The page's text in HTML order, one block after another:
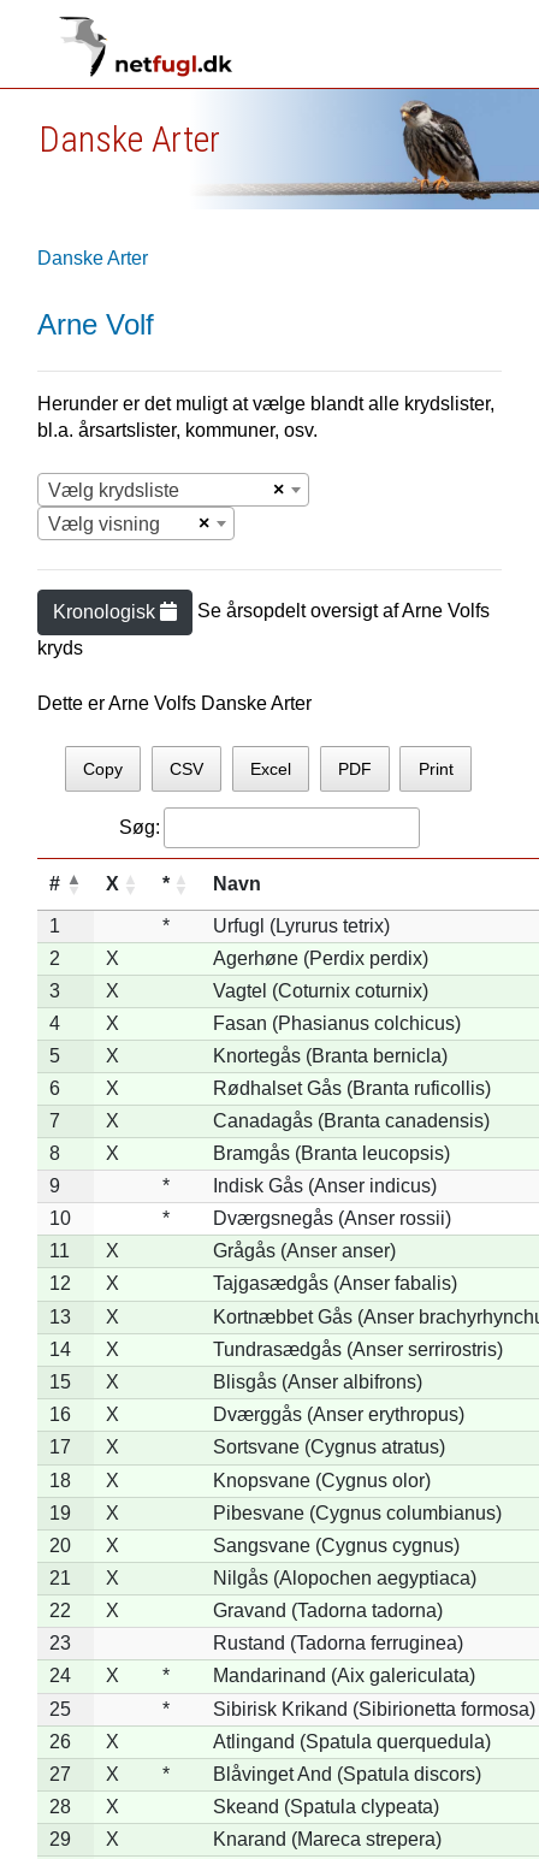
Danske Arter
Danske Arter
Arne Volf
Herunder er det muligt at vælge blandt alle krydslister,
bl.a. årsartslister, kommuner, osv.
×
Vælg krydsliste
×
Vælg visning
Kronologisk Se årsopdelt oversigt afArne Volfs
kryds
Dette er Arne Volfs Danske Arter
Copy CSV Excel PDF Print
Søg:
# X * Navn
1 *
Urfugl (Lyrurus tetrix)
2
X
Agerhøne (Perdix perdix)
3
X
Vagtel (Coturnix coturnix)
4
X
Fasan (Phasianus colchicus)
5
X
Knortegås (Branta bernicla)
6
X
Rødhalset Gås (Branta ruficollis)
7
X
Canadagås (Branta canadensis)
8
X
Bramgås (Branta leucopsis)
9
*
Indisk Gås (Anser indicus)
10
*
Dværgsnegås (Anser rossii)
11
X
Grågås (Anser anser)
12
X
Tajgasædgås (Anser fabalis)
13
X
Kortnæbbet Gås (Anser
14
X
Tundrasædgås (Anser serrirostris)
15
X
Blisgås (Anser albifrons)
16
X
Dværggås (Anser erythropus)
17
X
Sortsvane (Cygnus atratus)
18
X
Knopsvane (Cygnus olor)
19
X
Pibesvane (Cygnus columbianus)
20
X
Sangsvane (Cygnus cygnus)
21
X
Nilgås (Alopochen aegyptiaca)
22
X
Gravand (Tadorna tadorna)
23
Rustand (Tadorna ferruginea)
24
X *
Mandarinand (Aix galericulata)
25
*
Sibirisk Krikand (Sibirionetta formosa)
26
X
Atlingand (Spatula querquedula)
27
X *
Blåvinget And (Spatula discors)
28
X
Skeand (Spatula clypeata)
29
X
Knarand (Mareca strepera)